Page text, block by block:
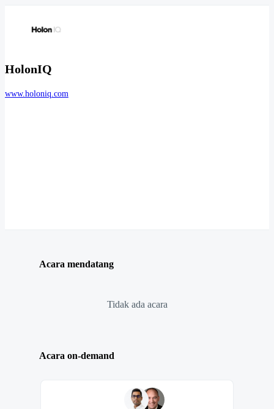
HolonIQ
www.holoniq.com
Acara mendatang
Tidak ada acara
Acara on-demand